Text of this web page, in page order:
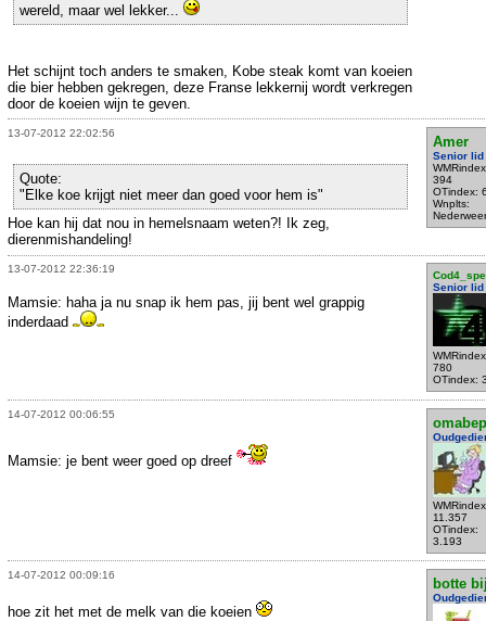
wereld, maar wel lekker...
Het schijnt toch anders te smaken, Kobe steak komt van koeien
die bier hebben gekregen, deze Franse lekkernij wordt verkregen
door de koeien wijn te geven.
13-07-2012 22:02:56
Amer
Senior lid
394
OTindex:
Wnplts:
Quote:
"Elke koe krijgt niet meer dan goed voor hem is"
Hoe kan hij dat nou in hemelsnaam weten?! Ik zeg,
dierenmishandeling!
13-07-2012 22:36:19
Senior lid
780
OTindex:
Mamsie: haha ja nu snap ik hem pas, jij bent wel grappig
inderdaad
14-07-2012 00:06:55
omabep
11.357
OTindex:
3.193
Mamsie: je bent weer goed op dreef
14-07-2012 00:09:16
botte
hoe zit het met de melk van die koeien